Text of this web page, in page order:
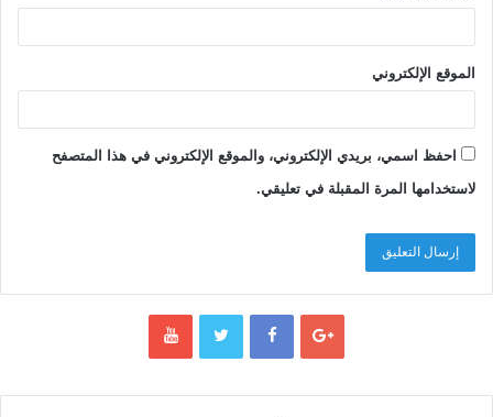
الموقع الإلكتروني
احفظ اسمي، بريدي الإلكتروني، والموقع الإلكتروني في هذا المتصفح
لاستخدامها المرة المقبلة في تعليقي.